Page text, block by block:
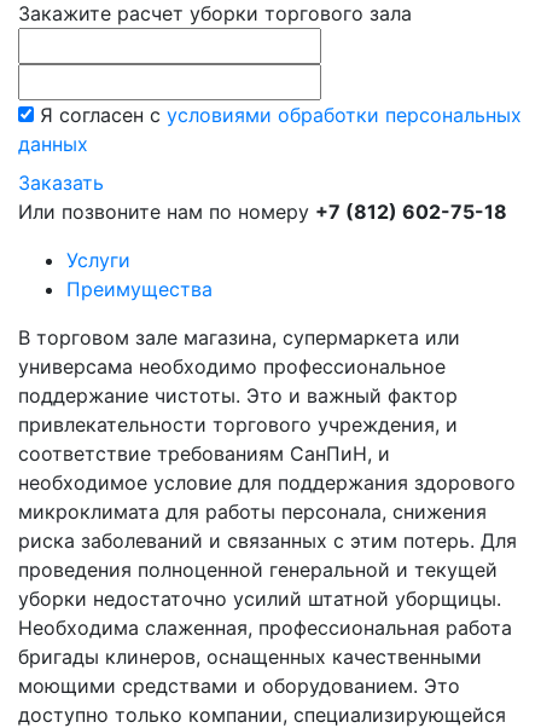
Закажите расчет уборки торгового зала
Я согласен с условиями обработки персональных
данных
Заказать
Или позвоните нам по номеру +7 (812) 602-75-18
Услуги
Преимущества
В торговом зале магазина, супермаркета или
универсама необходимо профессиональное
поддержание чистоты. Это и важный фактор
привлекательности торгового учреждения, и
соответствие требованиям СанПиН, и
необходимое условие для поддержания здорового
микроклимата для работы персонала, снижения
риска заболеваний и связанных с этим потерь. Для
проведения полноценной генеральной и текущей
уборки недостаточно усилий штатной уборщицы.
Необходима слаженная, профессиональная работа
бригады клинеров, оснащенных качественными
моющими средствами и оборудованием. Это
доступно только компании, специализирующейся